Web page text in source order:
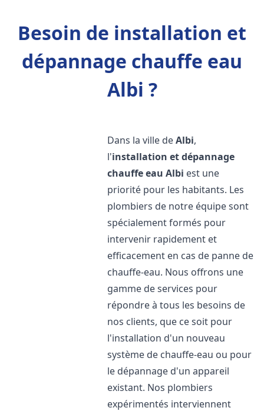
Besoin de installation et
dépannage chauffe eau
Albi ?
Dans la ville deAlbi,
l'installation et dépannage
chauffe eau Albi est une
priorité pour les habitants. Les
plombiers de notre équipe sont
spécialement formés pour
intervenir rapidement et
efficacement en cas de panne de
chauffe-eau. Nous offrons une
gamme de services pour
répondre à tous les besoins de
nos clients, que ce soit pour
l'installation d'un nouveau
système de chauffe-eau ou pour
le dépannage d'un appareil
existant. Nos plombiers
expérimentés interviennent